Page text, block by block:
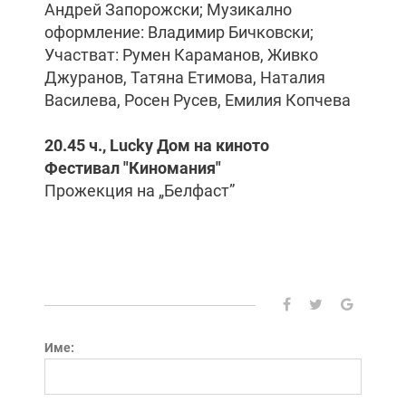
Андрей Запорожски; Музикално
оформление: Владимир Бичковски;
Участват: Румен Караманов, Живко
Джуранов, Татяна Етимова, Наталия
Василева, Росен Русев, Емилия Копчева
20.45ч., Lucky Дом на киното
Фестивал "Киномания"
Прожекция на „Белфаст”
Име: